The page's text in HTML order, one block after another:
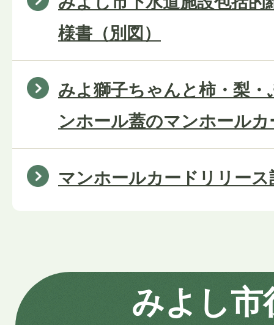
様書（別図）
みよ獅子ちゃんと柿・梨
ンホール蓋のマンホール
マンホールカードリリー
みよし市